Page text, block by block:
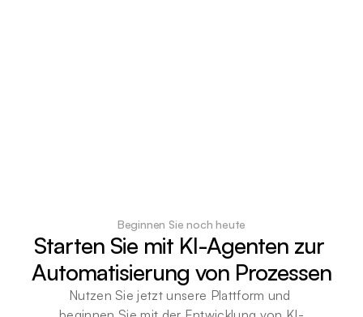
Beginnen Sie noch heute
Starten Sie mit KI-Agenten zur
Automatisierung von Prozessen
Nutzen Sie jetzt unsere Plattform und